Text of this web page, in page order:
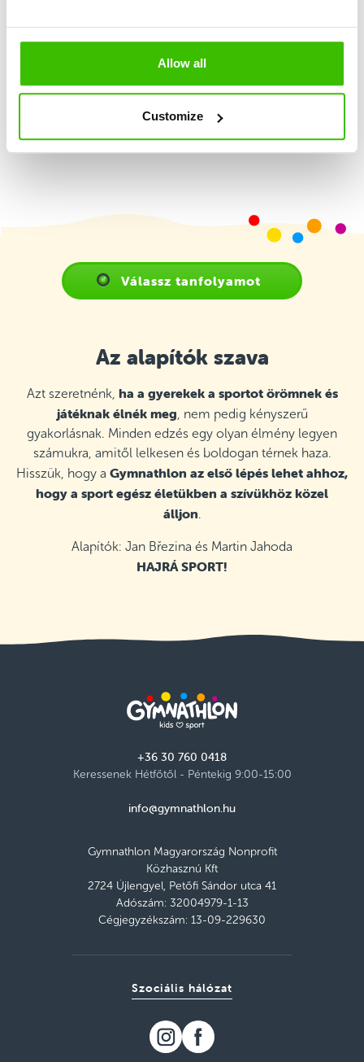
Allow all
Customize
Játékterv motivációs matricákkal
Válassz tanfolyamot
Az alapítók szava
Azt szeretnénk, ha a gyerekek a sportot örömnek és
játéknak élnék meg , nem pedig kényszerű
gyakorlásnak. Minden edzés egy olyan élmény legyen
számukra, amitől lelkesen és boldogan térnek haza.
Hisszük, hogy a Gymnathlon az első lépés lehet ahhoz,
hogy a sport egész életükben a szívükhöz közel
álljon.
Alapítók: Jan Březina és Martin Jahoda
HAJRÁ SPORT!
+36 30 760 0418
Keressenek Hétfőtől - Péntekig 9:00-15:00
info@gymnathlon.hu
Gymnathlon Magyarország Nonprofit
Közhasznú Kft
2724 Újlengyel, Petőfi Sándor utca 41
Adószám: 32004979-1-13
Cégjegyzékszám: 13-09-229630
Szociális hálózat